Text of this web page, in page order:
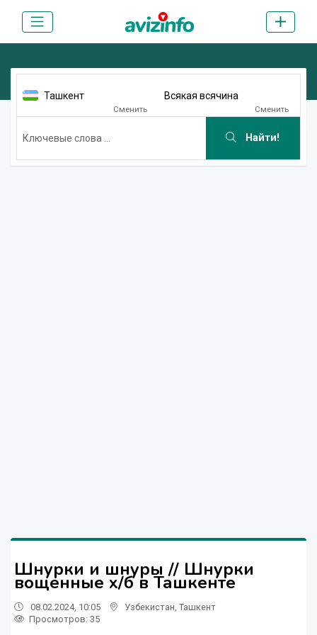
Ташкент
Сменить
Всякая всячина
Сменить
Найти!
Шнурки и шнуры // Шнурки
вощенные х/б в Ташкенте
08.02.2024, 10:05 Узбекистан Ташкент
Просмотров: 35